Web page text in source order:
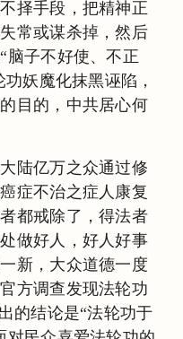
择手段，把精神正
常或谋杀掉，然后
脑子不好使、不正
妖魔化抹黑诬陷，
目的，中共居心何
陆亿万之众通过修
症不治之症人康复
都戒除了，得法者
做好人，好人好事
新，大众道德一度
方调查发现法轮功
的结论是“法轮功于